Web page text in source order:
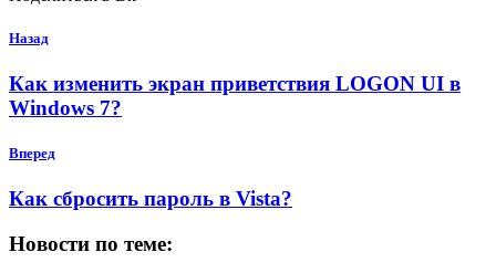
Назад
Как изменить экран приветствия LOGON UI в
Windows 7?
Вперед
Как сбросить пароль в Vista?
Новости по теме: